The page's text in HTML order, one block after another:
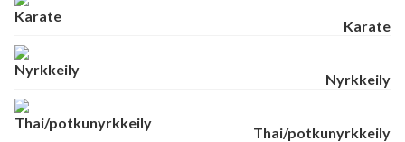
Karate
Nyrkkeily
Thai/potkunyrkkeily